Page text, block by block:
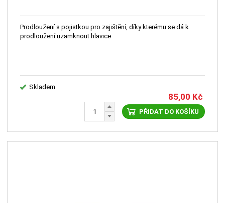
Prodloužení s pojistkou pro zajištění, díky kterému se dá k
prodloužení uzamknout hlavice
Skladem
85,00 Kč
PŘIDAT DO KOŠÍKU